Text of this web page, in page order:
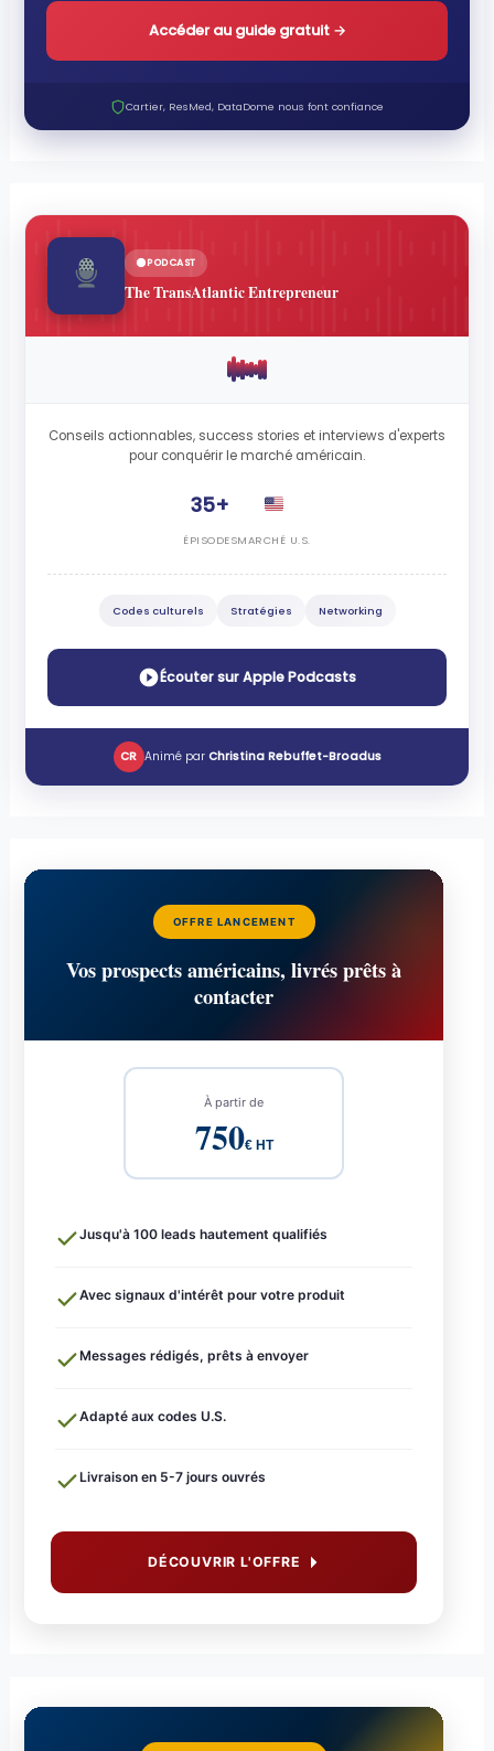
Accéder au guide gratuit →
Cartier, ResMed, DataDome nous font confiance
PODCAST
The TransAtlantic Entrepreneur
Conseils actionnables, success stories et interviews d'experts
pour conquérir le marché américain.
35+
ÉPISODESMARCHÉ U.S.
Codes culturels Stratégies Networking
Écouter sur Apple Podcasts
CR Animé par Christina Rebuffet-Broadus
OFFRE LANCEMENT
Vos prospects américains, livrés prêts à
contacter
À partir de
750€ HT
Jusqu'à 100 leads hautement qualifiés
Avec signaux d'intérêt pour votre produit
Messages rédigés, prêts à envoyer
Adapté aux codes U.S.
Livraison en 5-7 jours ouvrés
DÉCOUVRIR L'OFFRE